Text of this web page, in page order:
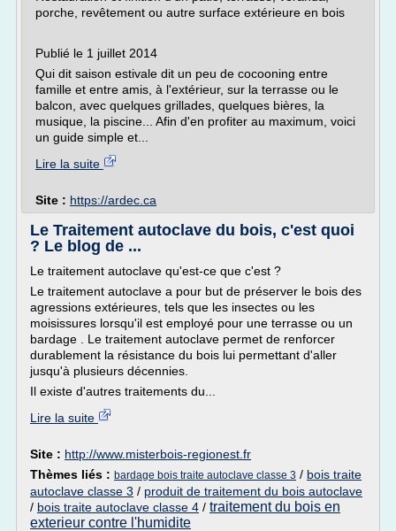
porche, revêtement ou autre surface extérieure en bois
Publié le 1 juillet 2014
Qui dit saison estivale dit un peu de cocooning entre
famille et entre amis, à l'extérieur, sur la terrasse ou le
balcon, avec quelques grillades, quelques bières, la
musique, la piscine... Afin d'en profiter au maximum, voici
un guide simple et...
Lire la suite
Site : https://ardec.ca
Le Traitement autoclave du bois, c'est quoi
? Le blog de ...
Le traitement autoclave qu'est-ce que c'est ?
Le traitement autoclave a pour but de préserver le bois des
agressions extérieures, tels que les insectes ou les
moisissures lorsqu'il est employé pour une terrasse ou un
bardage . Le traitement autoclave permet de renforcer
durablement la résistance du bois lui permettant d'aller
jusqu'à plusieurs décennies.
Il existe d'autres traitements du...
Lire la suite
Site : http://www.misterbois-regionest.fr
Thèmes liés : bardage bois traite autoclave classe 3 / bois traite
autoclave classe 3 / produit de traitement du bois autoclave
/ bois traite autoclave classe 4 / traitement du bois en
exterieur contre l'humidite